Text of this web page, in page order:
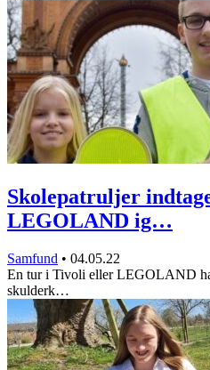
Skolepatruljer
LEGOLAND ig…
Samfund • 04.05.22
En tur i Tivoli eller LEGOLAND
skulderk…